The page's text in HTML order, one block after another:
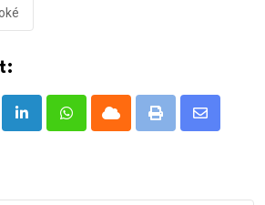
LinkedInWhatsappCloud Print
Share